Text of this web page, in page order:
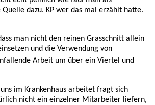
dazu. KP wer das mal erzählt hatte.
man nicht den reinen Grasschnitt allein
und die Verwendung von
Arbeit um über ein Viertel und
im Krankenhaus arbeitet fragt sich
nicht ein einzelner Mitarbeiter liefern,